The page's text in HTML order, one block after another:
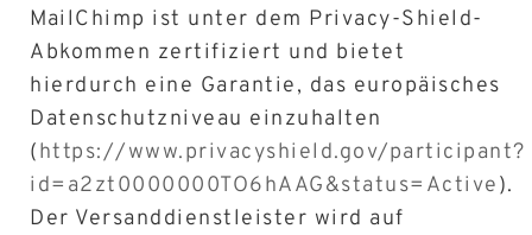
MailChimp ist unter dem Privacy-Shield-
Abkommen zertifiziert und bietet
hierdurch eine Garantie, das europäisches
Datenschutzniveau einzuhalten
(https://www.privacyshield.gov/participant?
id=a2zt0000000TO6hAAG&status=Active).
Der Versanddienstleister wird auf